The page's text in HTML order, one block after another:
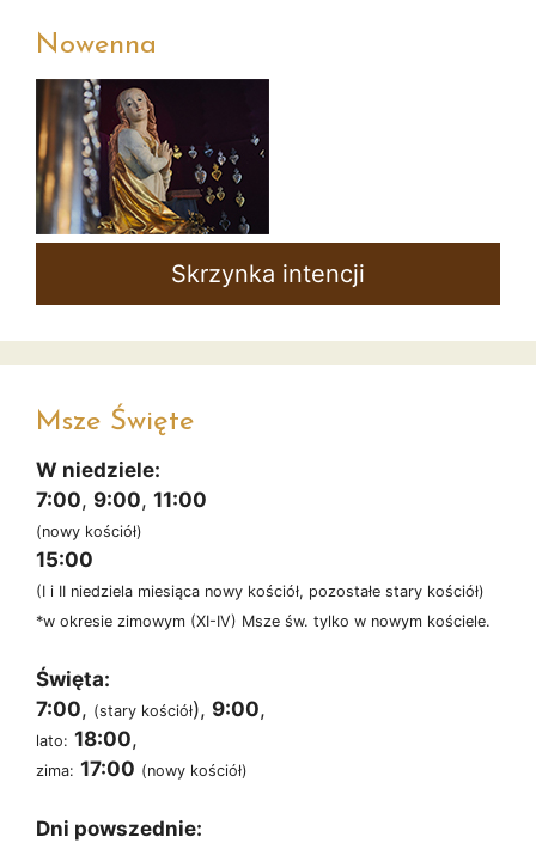
Nowenna
Skrzynka intencji
Msze Święte
W niedziele:
7:00, 9:00, 11:00
(nowy kościół)
15:00
(I i II niedziela miesiąca nowy kościół, pozostałe stary kościół)
*w okresie zimowym (XI-IV) Msze św. tylko w nowym kościele.
Święta:
7:00, (stary kościół), 9:00,
lato: 18:00,
zima: 17:00 (nowy kościół)
Dni powszednie: